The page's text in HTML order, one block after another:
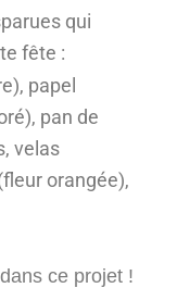
qui
fête :
papel
pan de
velas
orangée),
ce projet !